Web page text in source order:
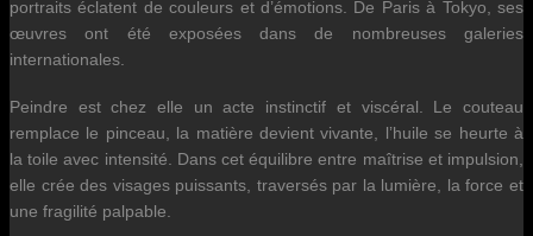
portraits éclatent de couleurs et d’émotions. De Paris à Tokyo, ses
œuvres ont été exposées dans de nombreuses galeries
internationales.
Peindre est chez elle un acte instinctif et viscéral. Le couteau
remplace le pinceau, la matière devient vivante, l’huile se heurte à
la toile avec intensité. Dans cet équilibre entre maîtrise et impulsion,
elle crée des visages puissants, traversés par la lumière, la force et
une fragilité palpable.